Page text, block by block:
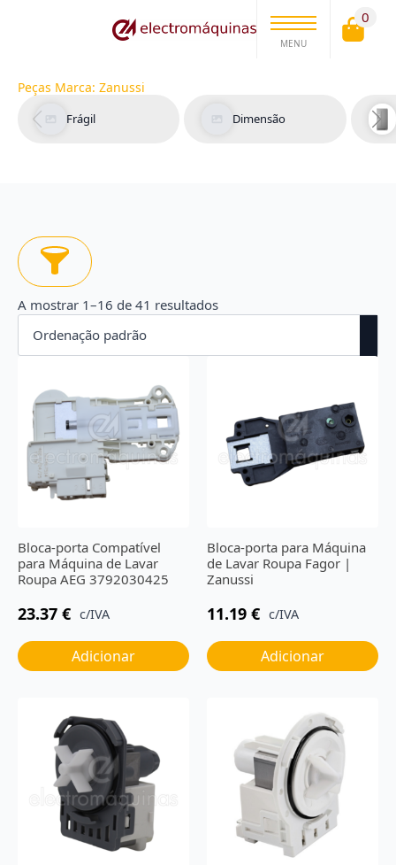
MENU
0
Peças Marca: Zanussi
Frágil Dimensão
A mostrar 1–16 de 41 resultados
Bloca-porta Compatível
para Máquina de Lavar
Roupa AEG 3792030425
23.37 € c/IVA
Adicionar
Bloca-porta para Máquina
de Lavar Roupa Fagor |
Zanussi
11.19 € c/IVA
Adicionar